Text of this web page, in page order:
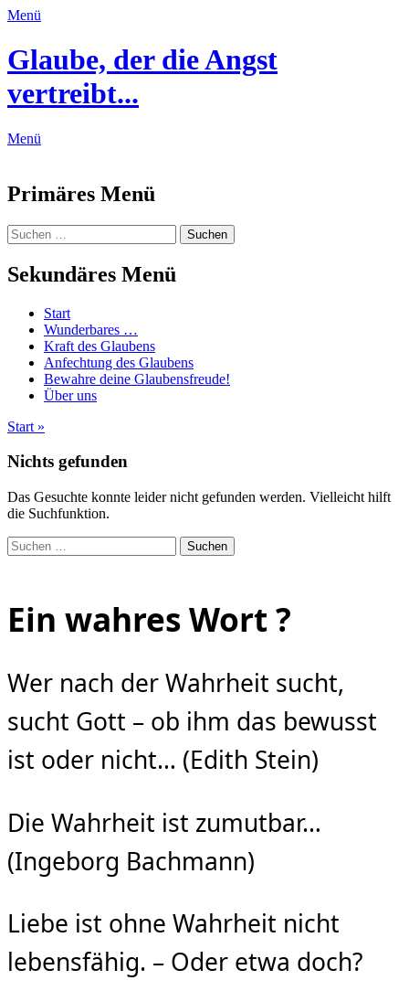
Menü
Glaube, der die Angst
vertreibt...
Menü
Primäres Menü
Zum
Inhalt
springen
Suchen
Suchen
nach:
Sekundäres Menü
Zum
Inhalt
springen
Start
Wunderbares …
Kraft des Glaubens
Anfechtung des Glaubens
Bewahre deine Glaubensfreude!
Über uns
Start »
Nichts gefunden
Das Gesuchte konnte leider nicht gefunden werden. Vielleicht hilft
die Suchfunktion.
Suchen
nach:
Ein wahres Wort ?
Wer nach der Wahrheit sucht,
sucht Gott – ob ihm das bewusst
ist oder nicht… (Edith Stein)
Die Wahrheit ist zumutbar…
(Ingeborg Bachmann)
Liebe ist ohne Wahrheit nicht
lebensfähig. – Oder etwa doch?